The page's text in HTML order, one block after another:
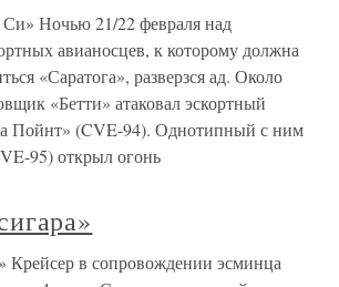
Ночью 21/22 февраля над
авианосцев, к которому должна
«Саратога», разверзся ад. Около
«Бетти» атаковал эскортный
Пойнт» (CVE-94). Однотипный с ним
95) открыл огонь
Крейсер в сопровождении эсминца